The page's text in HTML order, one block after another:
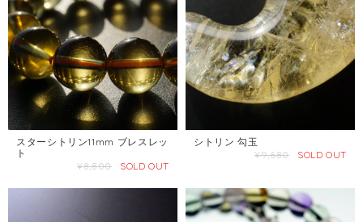
スターシトリン11mm ブレスレッ
ト
¥8,800
SOLD OUT
シトリン 勾玉
¥9,680
SOLD OUT